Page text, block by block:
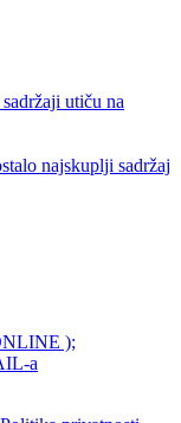
utiču na
najskuplji sadržaj
);
a